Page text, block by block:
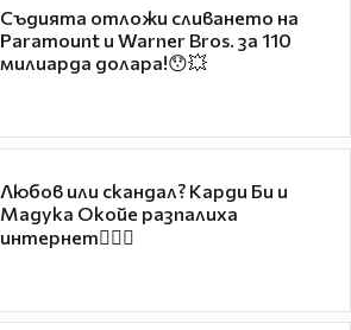
Съдията отложи сливането на
Paramount и Warner Bros. за 110
милиарда долара!😯💥
Любов или скандал? Карди Би и
Мадука Окойе разпалиха
интернет❤️‍🔥🔥